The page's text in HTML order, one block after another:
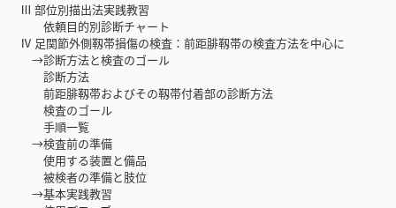
Ⅲ 部位別描出法実践教習
依頼目的別診断チャート
Ⅳ 足関節外側靱帯損傷の検査：前距腓靱帯の検査方法を中心に
→診断方法と検査のゴール
診断方法
前距腓靱帯およびその靱帯付着部の診断方法
検査のゴール
手順一覧
→検査前の準備
使用する装置と備品
被検者の準備と肢位
→基本実践教習